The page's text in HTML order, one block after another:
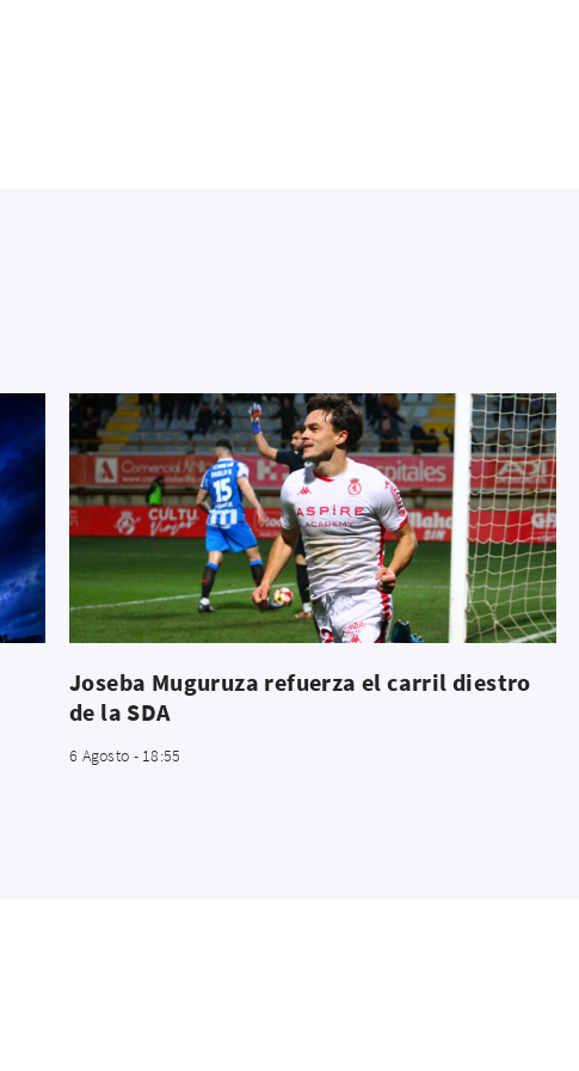
Joseba Muguruza refuerza el carril diestro
de la SDA
6 Agosto - 18:55